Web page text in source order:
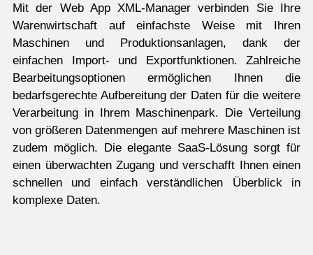
Mit der Web App XML-Manager verbinden Sie Ihre
Warenwirtschaft auf einfachste Weise mit Ihren
Maschinen und Produktionsanlagen, dank der
einfachen Import- und Exportfunktionen. Zahlreiche
Bearbeitungsoptionen ermöglichen Ihnen die
bedarfsgerechte Aufbereitung der Daten für die weitere
Verarbeitung in Ihrem Maschinenpark. Die Verteilung
von größeren Datenmengen auf mehrere Maschinen ist
zudem möglich. Die elegante SaaS-Lösung sorgt für
einen überwachten Zugang und verschafft Ihnen einen
schnellen und einfach verständlichen Überblick in
komplexe Daten.